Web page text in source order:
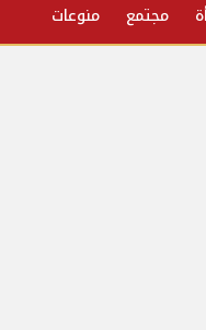
مجتمع منوعات